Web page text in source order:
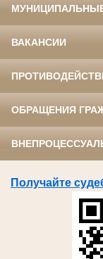
ВАКАНСИИ
ОБРАЩЕНИЯ
Получайте